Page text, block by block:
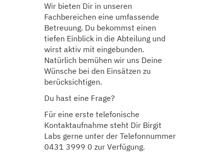
Wir bieten Dir in unseren
Fachbereichen eine umfassende
Betreuung. Du bekommst einen
tiefen Einblick in die Abteilung und
wirst aktiv mit eingebunden.
Natürlich bemühen wir uns Deine
Wünsche bei den Einsätzen zu
berücksichtigen.
Du hast eine Frage?
Für eine erste telefonische
Kontaktaufnahme steht Dir Birgit
Labs gerne unter der Telefonnummer
0431 3999 0 zur Verfügung.